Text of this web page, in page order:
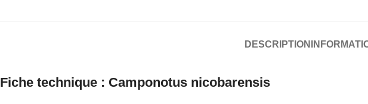
DESCRIPTION
Fiche technique : Camponotus nicobarensis